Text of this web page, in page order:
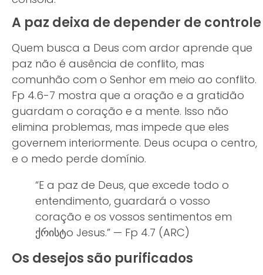
A paz deixa de depender de controle
Quem busca a Deus com ardor aprende que
paz não é ausência de conflito, mas
comunhão com o Senhor em meio ao conflito.
Fp 4.6-7 mostra que a oração e a gratidão
guardam o coração e a mente. Isso não
elimina problemas, mas impede que eles
governem interiormente. Deus ocupa o centro,
e o medo perde domínio.
“E a paz de Deus, que excede todo o
entendimento, guardará o vosso
coração e os vossos sentimentos em
ქრისტo Jesus.” — Fp 4.7 (ARC)
Os desejos são purificados